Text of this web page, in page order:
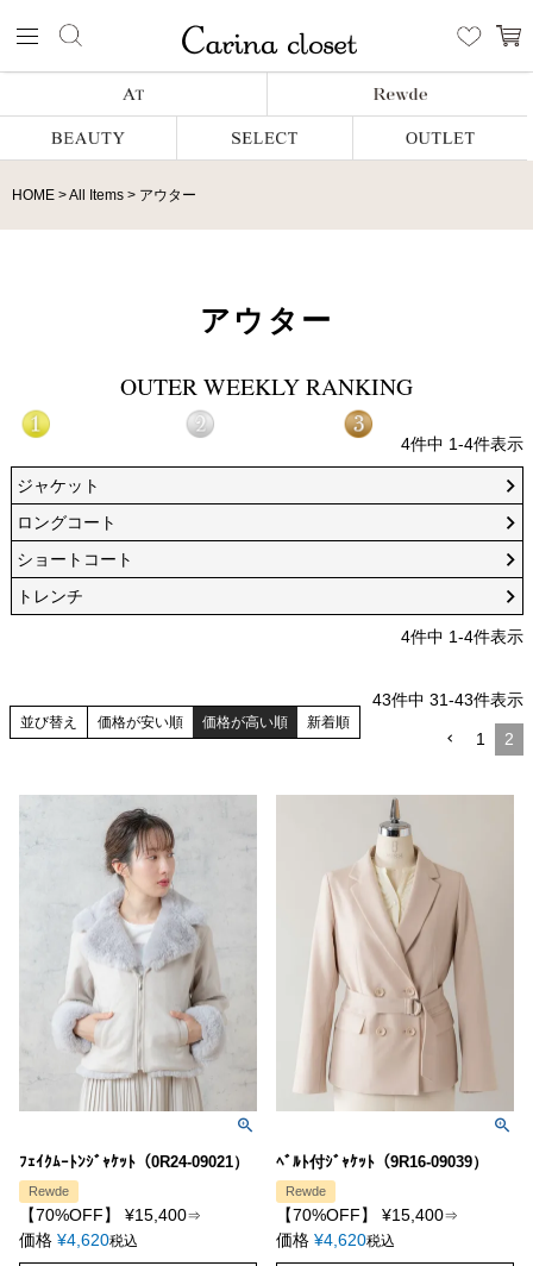
HOME All Items アウター
アウター
OUTER WEEKLY RANKING
4件中 1-4件表示
ジャケット
ロングコート
ショートコート
トレンチ
4件中 1-4件表示
並び替え 価格が安い順 価格が高い順 新着順
43件中 31-43件表示
1 2
ﾌｪｲｸﾑｰﾄﾝｼﾞｬｹｯﾄ（0R24-09021）
Rewde
【70%OFF】 ¥15,400⇒
価格 ¥4,620税込
ﾍﾞﾙﾄ付ｼﾞｬｹｯﾄ（9R16-09039）
Rewde
【70%OFF】 ¥15,400⇒
価格 ¥4,620税込